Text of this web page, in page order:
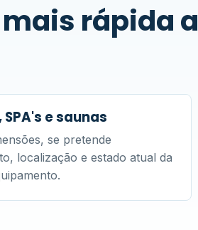
rápida a
e saunas
se pretende
localização e estado atual da